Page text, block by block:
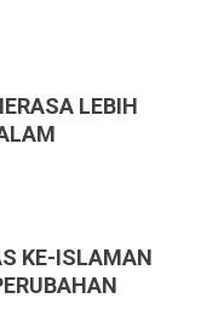
LEBIH
KE-ISLAMAN